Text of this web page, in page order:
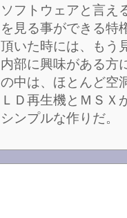
ソフトウェアと言え
を見る事ができる特
頂いた時には、もう
内部に興味がある方
の中は、ほとんど空
ＬＤ再生機とＭＳＸ
シンプルな作りだ。